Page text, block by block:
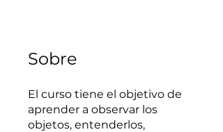
Sobre
El curso tiene el objetivo de
aprender a observar los
objetos, entenderlos,